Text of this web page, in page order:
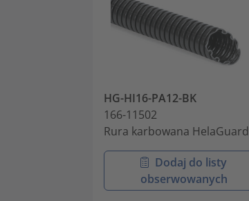
HG-HI16-PA12-BK
166-11502
Rura karbowana HelaGuard
Dodaj do listy
obserwowanych